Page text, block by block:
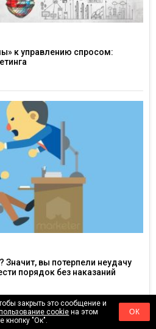
к управлению спросом:
Значит, вы потерпели неудачу
порядок без наказаний
закрыть это сообщение и
cookie на этом
кнопку "Ок".
ОК